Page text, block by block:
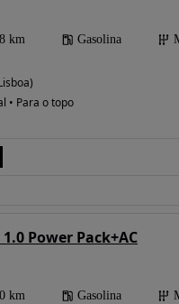
km Gasolina
• Para o topo
Power Pack+AC
km Gasolina